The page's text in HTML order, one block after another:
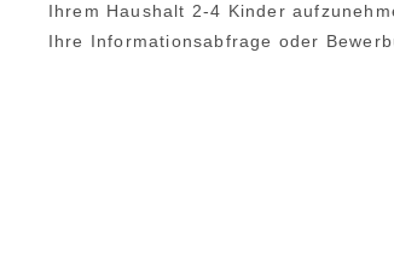
Ihrem Haushalt 2-4 Kinder
Ihre Informationsabfrage oder